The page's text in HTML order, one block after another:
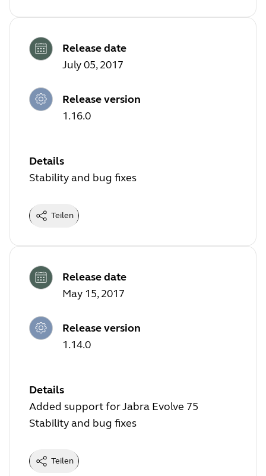
Release date
July 05, 2017
Release version
1.16.0
Details
Stability and bug fixes
Teilen
Release date
May 15, 2017
Release version
1.14.0
Details
Added support for Jabra Evolve 75
Stability and bug fixes
Teilen